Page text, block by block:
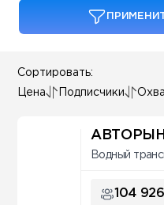
Сортировать:
Цена Подписчики
Водный
104 926